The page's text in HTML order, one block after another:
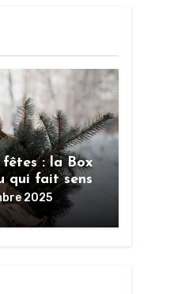
: la Box
qui fait sens
2025